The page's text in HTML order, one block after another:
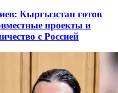
Кыргызстан готов
проекты и
с Россией